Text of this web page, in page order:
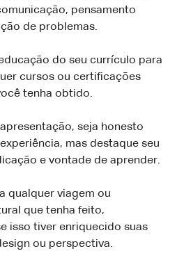
pensamento
de problemas.
do seu currículo para
cursos ou certificações
tenha obtido.
seja honesto
mas destaque seu
e vontade de aprender.
qualquer viagem ou
que tenha feito,
isso tiver enriquecido suas
ou perspectiva.